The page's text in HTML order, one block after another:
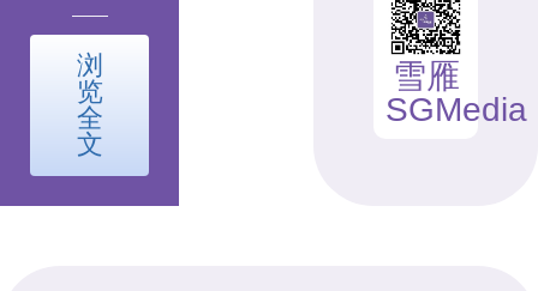
浏
览
全
文
雪雁
SGMedia